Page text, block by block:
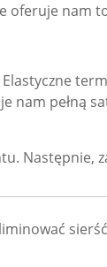
oferuje nam
nam pełną
Następnie,